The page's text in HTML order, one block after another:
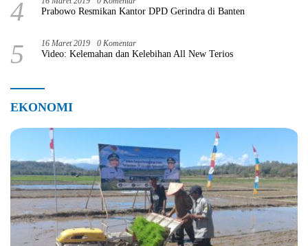
4 Prabowo Resmikan Kantor DPD Gerindra di Banten
5 16 Maret 2019 0 Komentar
Video: Kelemahan dan Kelebihan All New Terios
EKONOMI